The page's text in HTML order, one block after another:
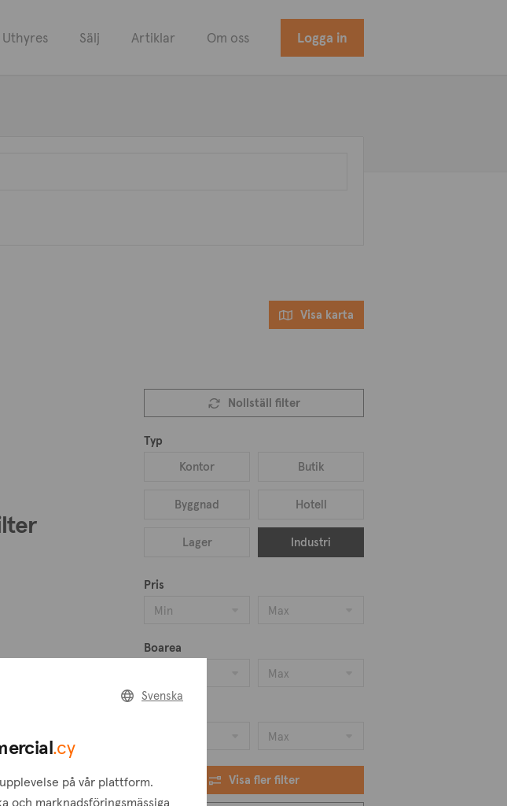
Uthyres Sälj Artiklar Om oss Logga in
Visa karta
Nollställ filter
Typ
Kontor
Butik
Byggnad Hotell
Lager Industri
Pris
Min
Max
Boarea
Max
Max
Visa fler filter
Svenska
.cy
på vår plattform.
och marknadsföringsmässiga